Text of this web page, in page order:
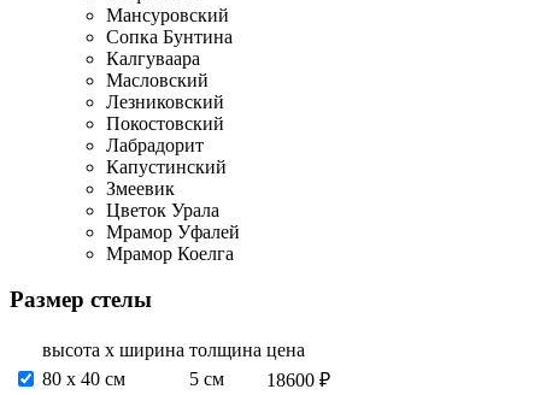
Мансуровский
Сопка Бунтина
Калгуваара
Масловский
Лезниковский
Покостовский
Лабрадорит
Капустинский
Змеевик
Цветок Урала
Мрамор Уфалей
Мрамор Коелга
Размер стелы
высота х ширина толщина цена
80 х 40 см
5 см
18600 ₽